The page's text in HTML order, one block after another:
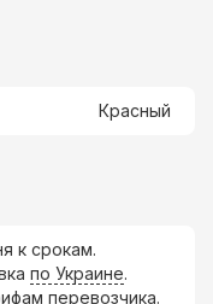
Красный
к срокам.
по Украине.
перевозчика.